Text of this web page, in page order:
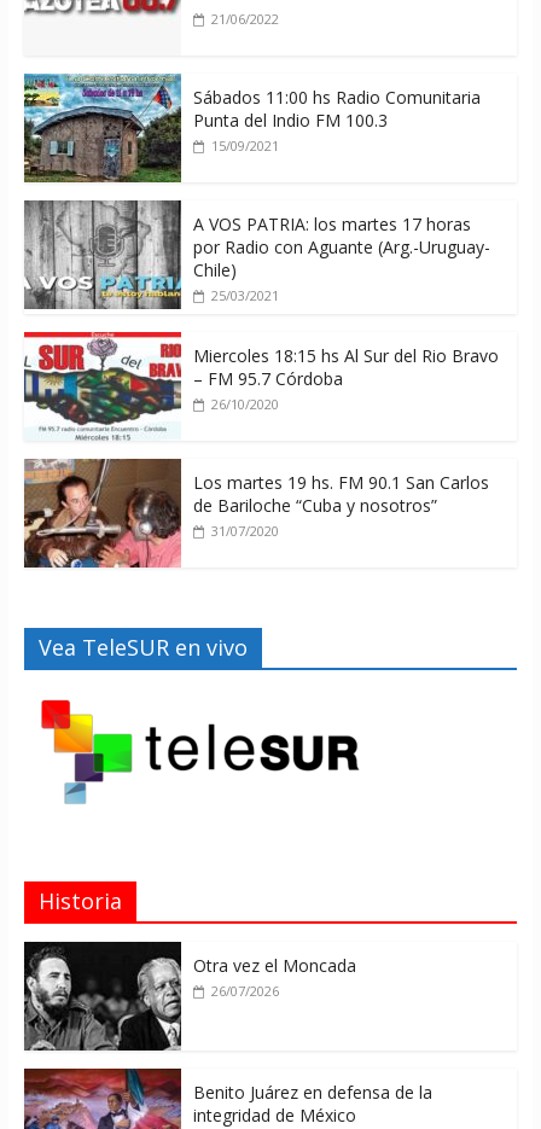
21/06/2022
Sábados 11:00 hs Radio Comunitaria
Punta del Indio FM 100.3
15/09/2021
A VOS PATRIA: los martes 17 horas
por Radio con Aguante (Arg.-Uruguay-
Chile)
25/03/2021
Miercoles 18:15 hs Al Sur del Rio Bravo
– FM 95.7 Córdoba
26/10/2020
Los martes 19 hs. FM 90.1 San Carlos
de Bariloche “Cuba y nosotros”
31/07/2020
Vea TeleSUR en vivo
Historia
Otra vez el Moncada
26/07/2026
Benito Juárez en defensa de la
integridad de México